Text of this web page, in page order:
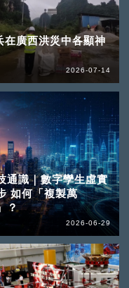
在廣西洪災中各顯神
2026-07-14
通識｜數字孿生虛實
如何「複製萬
？
2026-06-29